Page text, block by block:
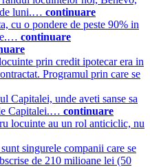
de luni.… continuare
cu o pondere de peste 90% in
continuare
prin credit ipotecar era in
Programul prin care se
Capitalei, unde aveti sanse sa
Capitalei.… continuare
locuinte au un rol anticiclic, nu
singurele companii care se
de 210 milioane lei (50